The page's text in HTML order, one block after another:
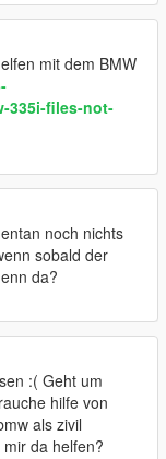
bude-skin-fuer-
taxi-mercedes-
radiosender-
Actros
muellabfuhr-
deutschland-
mit dem BMW
335i-files-not-
noch nichts
sobald der
da?
:( Geht um
hilfe von
als zivil
da helfen?